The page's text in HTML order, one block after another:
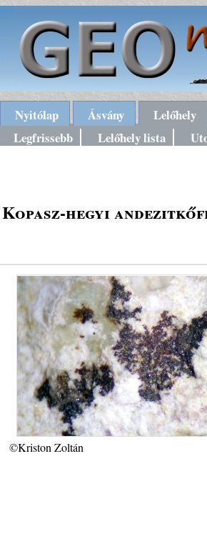
Nyitólap Ásvány Lelőhely
Legfrissebb
Lelőhely lista
Kopasz-hegyi
©Kriston Zoltán